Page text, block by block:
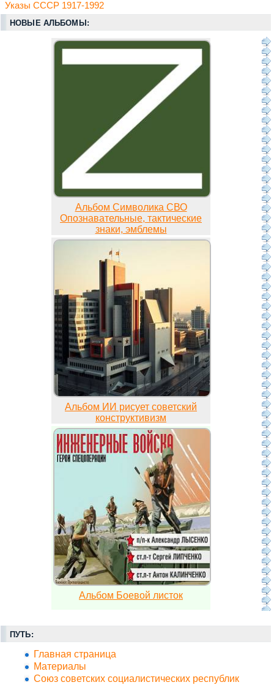
Указы СССР 1917-1992
НОВЫЕ АЛЬБОМЫ:
Альбом Символика СВО
Опознавательные, тактические
знаки, эмблемы
Альбом ИИ рисует советский
конструктивизм
Альбом Боевой листок
ПУТЬ:
Главная страница
Материалы
Союз советских социалистических республик